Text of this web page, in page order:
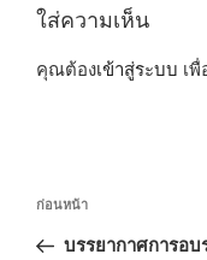
ใส่ความเห็น
คุณต้องเข้าสู่ระบบ เ
แนะแนว
เรื่อง
เรื่อง
ก่อน
ก่อนหน้า
บรรยากาศการอ